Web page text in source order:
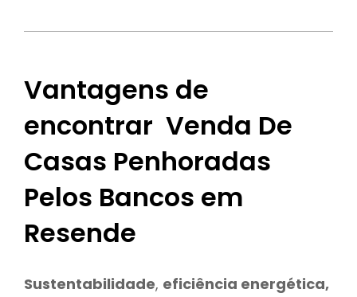
Vantagens de
encontrar Venda De
Casas Penhoradas
Pelos Bancos em
Resende
Sustentabilidade, eficiência energética,